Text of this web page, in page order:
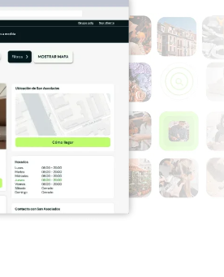
›
Transporte y Mudanzas
FORMACIÓN, AYUDA Y OTROS
Formación y Academias
Servicios Sociales y
Comunitarios